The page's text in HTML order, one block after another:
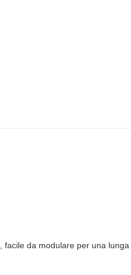
da modulare per una